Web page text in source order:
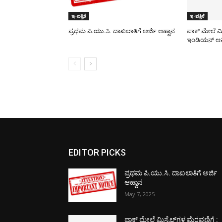
ಇ-ಪತ್ರಿಕೆ
ಪ್ರಥಮ ಪಿ.ಯು.ಸಿ. ದಾಖಲಾತಿಗೆ ಅರ್ಜಿ ಆಹ್ವಾನ
ಇ-ಪತ್ರಿಕೆ
ಪಾಕ್​ ಮೇಲೆ
ಇಂಡಿಯನ್
EDITOR PICKS
ಪ್ರಥಮ ಪಿ.ಯು.ಸಿ. ದಾಖಲಾತಿಗೆ ಅರ್ಜಿ
ಆಹ್ವಾನ
May 7, 2025
ಪಾಕ್​ ಮೇಲೆ ಮಿಸೈಲ್​ಗಳ ಮೆರವಣಿಗೆ :